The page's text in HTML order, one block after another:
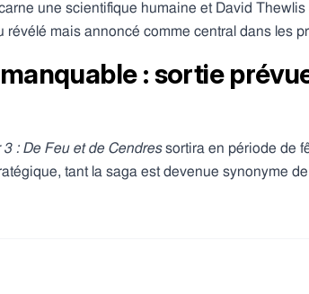
une scientifique humaine et David Thewlis
révélé mais annoncé comme central dans les
: sortie
3 : De Feu et de Cendressortira en période de
tant la saga est devenue synonyme